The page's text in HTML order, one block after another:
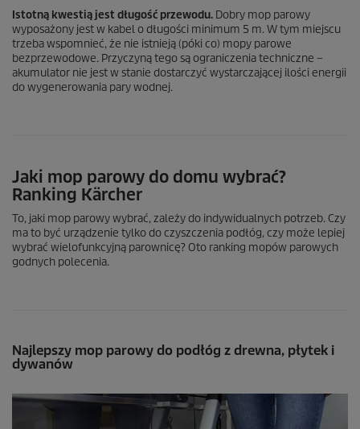
Istotną kwestią jest długość przewodu. Dobry mop parowy
wyposażony jest w kabel o długości minimum 5 m. W tym miejscu
trzeba wspomnieć, że nie istnieją (póki co) mopy parowe
bezprzewodowe. Przyczyną tego są ograniczenia techniczne –
akumulator nie jest w stanie dostarczyć wystarczającej ilości energii
do wygenerowania pary wodnej.
Jaki mop parowy do domu wybrać?
Ranking Kärcher
To, jaki mop parowy wybrać, zależy do indywidualnych potrzeb. Czy
ma to być urządzenie tylko do czyszczenia podłóg, czy może lepiej
wybrać wielofunkcyjną parownicę? Oto ranking mopów parowych
godnych polecenia.
Najlepszy mop parowy do podłóg z drewna, płytek i
dywanów